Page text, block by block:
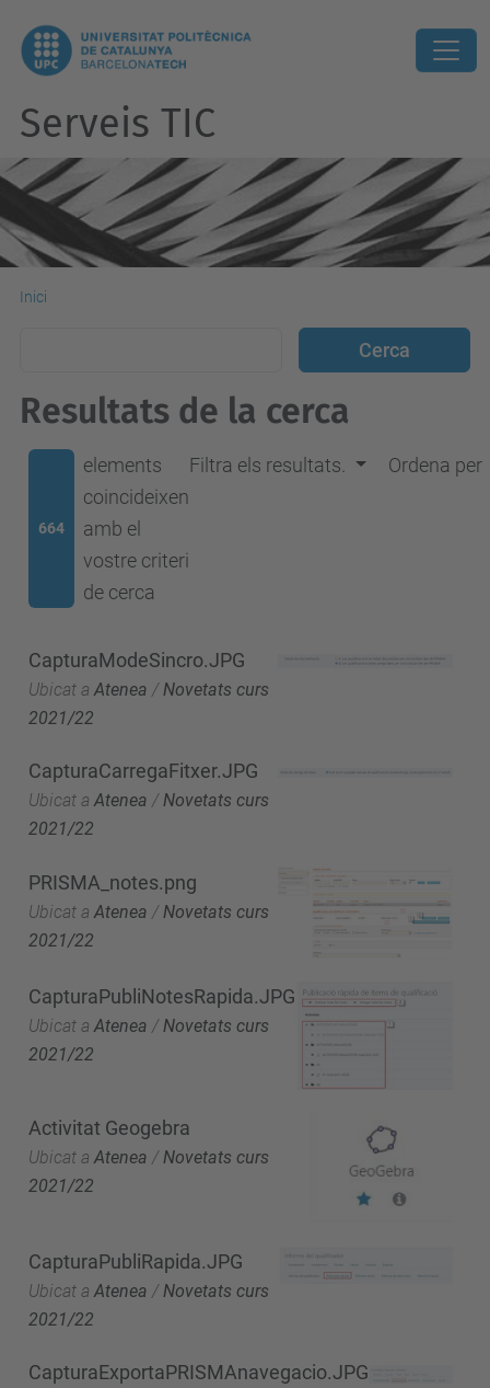
Serveis TIC
Inici
Resultats de la cerca
664
elements
coincideixen
amb el
vostre criteri
de cerca
Filtra els resultats. Ordena per
CapturaModeSincro.JPG
Ubicat a Atenea / Novetats curs
2021/22
CapturaCarregaFitxer.JPG
Ubicat a Atenea /Novetats curs
2021/22
PRISMA_notes.png
Ubicat a Atenea / Novetats curs
2021/22
CapturaPubliNotesRapida.JPG
Ubicat a Atenea /Novetats curs
2021/22
Activitat Geogebra
Ubicat a Atenea /Novetats curs
2021/22
CapturaPubliRapida.JPG
Ubicat a Atenea /Novetats curs
2021/22
CapturaExportaPRISMAnavegacio.JPG